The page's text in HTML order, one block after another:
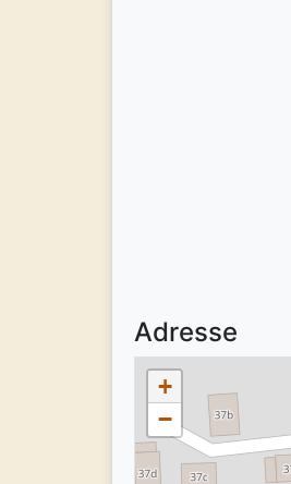
Adresse
+
−